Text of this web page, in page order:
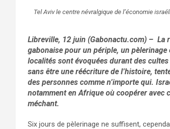
Tel Aviv le centre névralgique de l’économie
Libreville, 12 juin (Gabonactu.com) – La
gabonaise pour un périple, un
localités sont évoquées durant des
sans être une réécriture de l’histoire,
des personnes comme n’importe qui.
notamment en Afrique où coopérer avec
méchant.
Six jours de pèlerinage ne suffisent,